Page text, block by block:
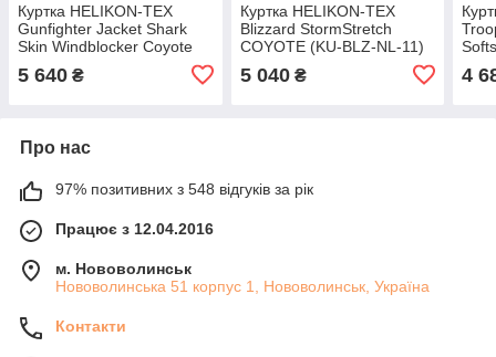
Куртка HELIKON-TEX
Gunfighter Jacket Shark
Skin Windblocker Coyote
(KU-GUN-FM-11) РОЗМІР
3XL
5 640 ₴
Куртка HELIKON-TEX
Blizzard StormStretch
COYOTE (KU-BLZ-NL-11)
5 040₴ 4
Про нас
97% позитивних з 548 відгуків за рік
Працює з 12.04.2016
м. Нововолинськ
Нововолинська 51 корпус 1, Нововолинськ, Україна
Контакти